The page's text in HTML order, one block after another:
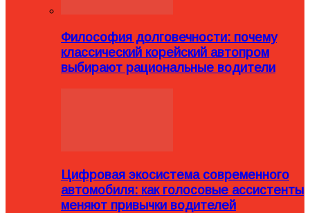
Философия долговечности: почему
классический корейский автопром
выбирают рациональные водители
Цифровая экосистема современного
автомобиля: как голосовые ассистенты
меняют привычки водителей